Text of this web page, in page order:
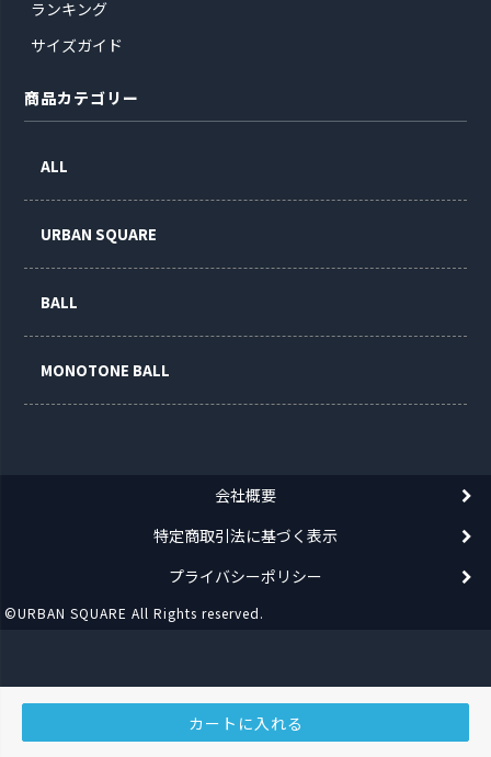
カートに入れる
ランキング
サイズガイド
商品カテゴリー
ALL
URBAN SQUARE
BALL
MONOTONE BALL
会社概要
特定商取引法に基づく表示
プライバシーポリシー
©URBAN SQUARE All Rights reserved.